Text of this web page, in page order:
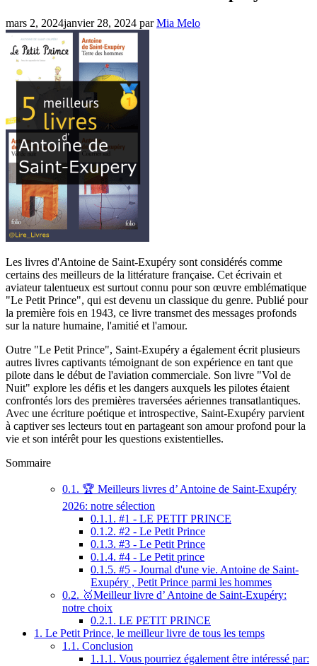
mars 2, 2024janvier 28, 2024 parMia Melo
Les livres d'Antoine de Saint-Exupéry sont considérés comme
certains des meilleurs de la littérature française. Cet écrivain et
aviateur talentueux est surtout connu pour son œuvre emblématique
"Le Petit Prince", qui est devenu un classique du genre. Publié pour
la première fois en 1943, ce livre transmet des messages profonds
sur la nature humaine, l'amitié et l'amour.
Outre "Le Petit Prince", Saint-Exupéry a également écrit plusieurs
autres livres captivants témoignant de son expérience en tant que
pilote dans le début de l'aviation commerciale. Son livre "Vol de
Nuit" explore les défis et les dangers auxquels les pilotes étaient
confrontés lors des premières traversées aériennes transatlantiques.
Avec une écriture poétique et introspective, Saint-Exupéry parvient
à captiver ses lecteurs tout en partageant son amour profond pour la
vie et son intérêt pour les questions existentielles.
Sommaire
0.1. 🏆 Meilleurs livres d’ Antoine de Saint-Exupéry
2026: notre sélection
0.1.1. #1 - LE PETIT PRINCE
0.1.2. #2 - Le Petit Prince
0.1.3. #3 - Le Petit Prince
0.1.4. #4 - Le Petit prince
0.1.5. #5 - Journal d'une vie. Antoine de Saint-
Exupéry , Petit Prince parmi les hommes
0.2. 🥇Meilleur livre d’ Antoine de Saint-Exupéry:
notre choix
0.2.1. LE PETIT PRINCE
1. Le Petit Prince, le meilleur livre de tous les temps
1.1. Conclusion
1.1.1. Vous pourriez également être intéressé par: